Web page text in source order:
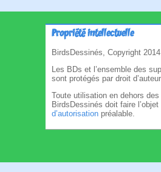
Propriété intellectuelle
BirdsDessinés, Copyright 2014
Les BDs et l’ensemble des
sont protégés par droit
Toute utilisation en dehors
BirdsDessinés doit faire l’objet
d’autorisation préalable.